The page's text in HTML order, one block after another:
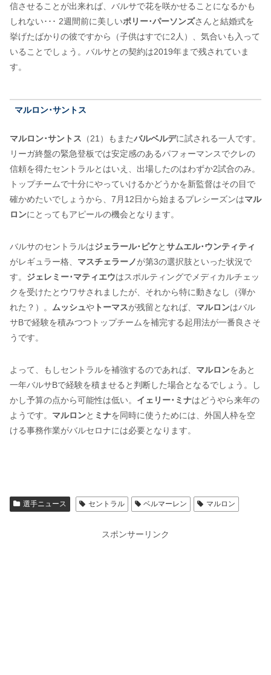
信させることが出来れば、バルサで花を咲かせることになるかも
しれない･･･ 2週間前に美しいポリー･パーソンズさんと結婚式を
挙げたばかりの彼ですから（子供はすでに2人）、気合いも入って
いることでしょう。バルサとの契約は2019年まで残されていま
す。
マルロン･サントス
マルロン･サントス （21）もまたバルベルデに試される一人です。
リーガ終盤の緊急登板では安定感のあるパフォーマンスでクレの
信頼を得たセントラルとはいえ、出場したのはわずか2試合のみ。
トップチームで十分にやっていけるかどうかを新監督はその目で
確かめたいでしょうから、7月12日から始まるプレシーズンはマル
ロンにとってもアピールの機会となります。
バルサのセントラルはジェラール･ピケとサムエル･ウンティティ
がレギュラー格、 マスチェラーノが第3の選択肢といった状況で
す。 ジェレミー･マティエウはスポルティングでメディカルチェッ
クを受けたとウワサされましたが、それから特に動きなし（弾か
れた？）。 ムッシュや トーマスが残留となれば、 マルロンはバル
サBで経験を積みつつトップチームを補完する起用法が一番良さそ
うです。
よって、もしセントラルを補強するのであれば、 マルロンをあと
一年バルサBで経験を積ませると判断した場合となるでしょう。し
かし予算の点から可能性は低い。 イェリー･ミナはどうやら来年の
ようです。 マルロンと ミナを同時に使うためには、外国人枠を空
ける事務作業がバルセロナには必要となります。
選手ニュース セントラル ベルマーレン マルロン
スポンサーリンク